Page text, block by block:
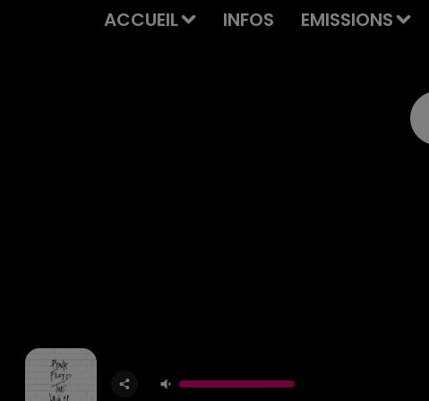
ACCUEIL INFOS EMISSIONS